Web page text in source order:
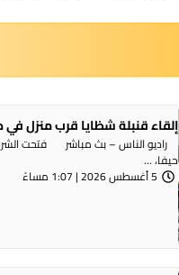
إلقاء قنبلة شظايا قرب منزل في
راديو الناس – بث مباشر فتحت
حيفا، ...
5 أغسطس 2026 | 1:07 مساءً